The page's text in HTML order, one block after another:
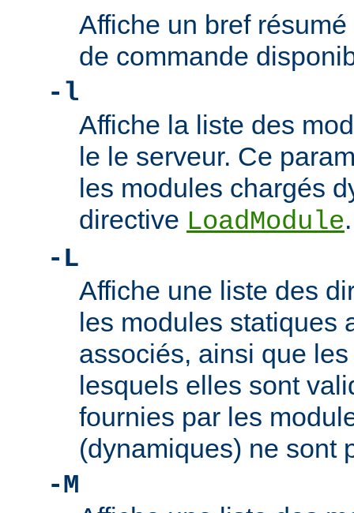
Affiche un bref
de commande
-l
Affiche la liste des
le le serveur. Ce
les modules chargés
directive LoadModule.
-L
Affiche une liste des
les modules statiques
associés, ainsi que
lesquels elles sont
fournies par les
(dynamiques) ne sont
-M